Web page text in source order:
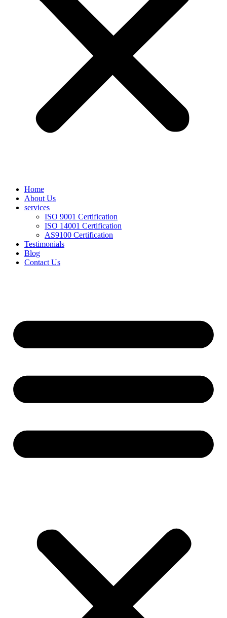
Home
About Us
services
ISO 9001 Certification
ISO 14001 Certification
AS9100 Certification
Testimonials
Blog
Contact Us